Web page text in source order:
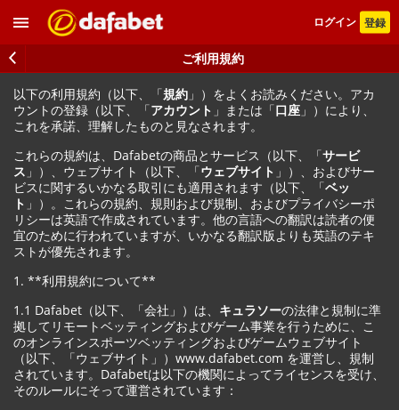
ログイン 登録
ご利用規約
以下の利用規約（以下、「規約 」）をよくお読みください。アカ
ウントの登録（以下、「アカウント 」または「口座 」）により、
これを承諾、理解したものと見なされます。
これらの規約は、Dafabetの商品とサービス（以下、「サービ
ス 」）、ウェブサイト（以下、「ウェブサイト 」）、およびサー
ビスに関するいかなる取引にも適用されます（以下、「ベッ
ト 」）。これらの規約、規則および規制、およびプライバシーポ
リシーは英語で作成されています。他の言語への翻訳は読者の便
宜のために行われていますが、いかなる翻訳版よりも英語のテキ
ストが優先されます。
1. **利用規約について**
1.1 Dafabet（以下、「会社」）は、 キュラソーの法律と規制に準
拠してリモートベッティングおよびゲーム事業を行うために、こ
のオンラインスポーツベッティングおよびゲームウェブサイト
（以下、「ウェブサイト」）www.dafabet.com を運営し、規制
されています。Dafabetは以下の機関によってライセンスを受け、
そのルールにそって運営されています：